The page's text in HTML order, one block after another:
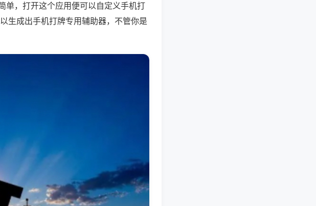
单，打开这个应用便可以自定义手机打
生成出手机打牌专用辅助器，不管你是